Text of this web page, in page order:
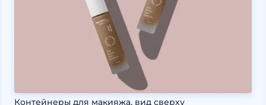
Контейнеры для макияжа, вид сверху